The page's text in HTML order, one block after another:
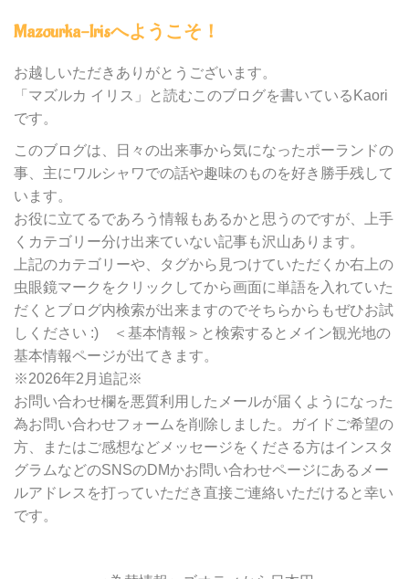
の
テ
ゴ
ー
別
検
索
Mazourka-Irisへようこそ！
お越しいただきありがとうございます。
「マズルカ イリス」と読むこのブログを書いているKaori
です。
このブログは、日々の出来事から気になったポーランドの
事、主にワルシャワでの話や趣味のものを好き勝手残して
います。
お役に立てるであろう情報もあるかと思うのですが、上手
くカテゴリー分け出来ていない記事も沢山あります。
上記のカテゴリーや、タグから見つけていただくか右上の
虫眼鏡マークをクリックしてから画面に単語を入れていた
だくとブログ内検索が出来ますのでそちらからもぜひお試
しください :) ＜基本情報＞と検索するとメイン観光地の
基本情報ページが出てきます。
※2026年2月追記※
お問い合わせ欄を悪質利用したメールが届くようになった
為お問い合わせフォームを削除しました。ガイドご希望の
方、またはご感想などメッセージをくださる方はインスタ
グラムなどのSNSのDMかお問い合わせページにあるメー
ルアドレスを打っていただき直接ご連絡いただけると幸い
です。